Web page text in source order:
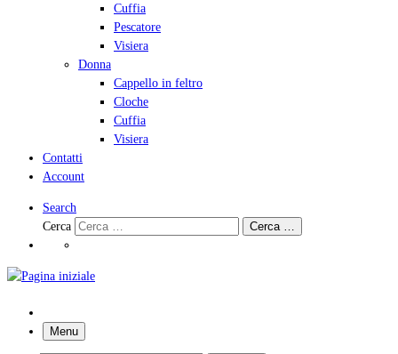
Cuffia
Pescatore
Visiera
Donna
Cappello in feltro
Cloche
Cuffia
Visiera
Contatti
Account
Search
Cerca
Cerca …
Menu